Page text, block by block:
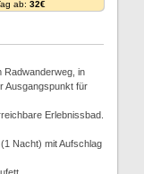
ab: 32€
Radwanderweg, in
Ausgangspunkt für
Erlebnissbad.
Nacht) mit Aufschlag